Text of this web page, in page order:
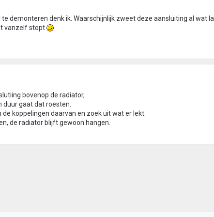
demonteren denk ik. Waarschijnlijk zweet deze aansluiting al wat
vanzelf stopt
bovenop de radiator,
duur gaat dat roesten.
koppelingen daarvan en zoek uit wat er lekt.
de radiator blijft gewoon hangen.